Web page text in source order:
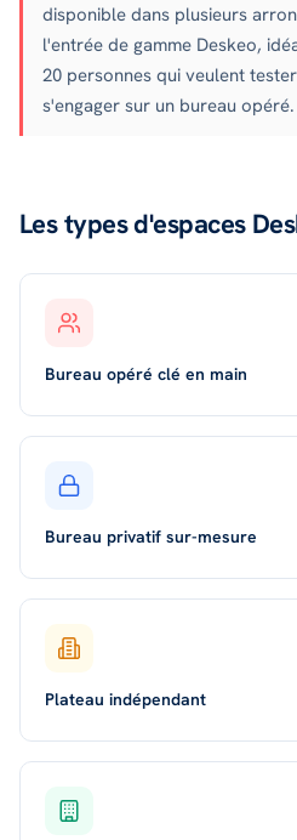
disponible dans plusieurs
l'entrée de gamme Deskeo,
20 personnes qui veulent
s'engager sur un bureau opéré.
Les types d'espaces
Bureau opéré clé en main
Bureau privatif sur-mesure
Plateau indépendant